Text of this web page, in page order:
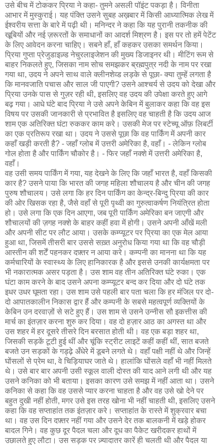
उसे बीच में टोककर प्रिया ने कहा- तुमने असली पॉइंट पकड़ा है। विनीता
आभार में मुस्कुराई। यह पंक्ति उसने सुबह अख़बार में किसी आध्यात्मिक लेख में
ईश्वरीय सत्ता के बारे में पढ़ी थी। मनिन्दर ने कहा कि यह पुरानी तकनीक की
खूबियों और नई ज़रूरतों के समाधानों का आदर्श मिश्रण है। इस पर तो हमें पेटेंट
के लिए आवेदन करना चाहिए। सबने हाँ, हाँ कहकर उसका समर्थन किया।
प्रिया गुप्ता प्रेजुडाइज़्ड नेचुरलाइजेशन की मुख्य डिजाइनर थी। मीटिंग रूम से
बाहर निकलते हुए, जिसका नाम सोच समझकर ब्रह्मपुत्र नदी के नाम पर रखा
गया था, उदय ने अपने साथ वाले क्लीनशेव्ड लड़के से पूछा- क्या तुम्हें लगता है
कि मानवजाति पचास और साल जी पाएगी? उसने आश्चर्य से उदय को देखा और
प्रिया उनके पास से गुज़र रही थी, इसलिए वह उदय की उपेक्षा करते हुए आगे
बढ़ गया। आधे घंटे बाद प्रिया ने उसे अपने केबिन में बुलाकर कहा कि वह इस
विषय पर उसकी जानकारी से प्रभावित है इसलिए वह चाहती है कि उदय आज
शाम एक अतिरिक्त घंटा रुककर काम करे। उसकी मेज पर स्टेच्यू ऑफ़ लिबर्टी
का एक प्रतिरूप रखा था। उदय ने उससे पूछा कि वह पार्किंग में अपनी कार
कहाँ खड़ी करती है? - जहाँ ग्लोब में उत्तरी अमेरिका है, वहाँ। - लेकिन ग्लोब
गोल होता है और पार्किंग चौकोर है। - फिर जहाँ नक्शे में उत्तरी अमेरिका है,
वहाँ।
वह उसी समय पार्किंग में गया, यह देखने के लिए कि जहाँ भारत है, वहाँ किसकी
कार है? उसने पाया कि भारत की जगह महिला शौचालय है और चीन की जगह
पुरुष शौचालय। उसे लगा कि हर दिन पार्किंग का केन्द्र-बिन्दु प्रिया की कार
की ओर खिसक रहा है, जैसे वहाँ से पूरी पृथ्वी का गुरुत्वाकर्षण नियंत्रित होता
हो। उसे लगा कि एक दिन आएगा, जब पूरी पार्किंग अमेरिका बन जाएगी और
शौचालयों की ज़गह नक्शे के बाहर कहीं हवा में होगी। उसने अपनी आँखें मली
और अपनी सीट पर लौट आया। उसके कम्प्यूटर पर प्रिया का एक मेल आया
हुआ था, जिसमें तीसरी बार उससे सख़्त अनुरोध किया गया था कि वह चौड़ी
आस्तीन की शर्टें पहनकर दफ़्तर न आया करे। कम्पनी का मानना था कि यह
कर्मचारियों के स्वास्थ्य के लिए हानिकारक है और इससे उनकी कार्यक्षमता पर
भी नकारात्मक असर पड़ता है। उस शाम वह तीन अतिरिक्त घंटे रुका। एक
घंटा काम करने के बाद उसने अपना कम्प्यूटर बन्द कर दिया और दो घंटे तक
इधर उधर घूमता रहा। उस शाम उसे पहली बार पता चला कि हर मंजिल पर दो-
दो आपातकालीन निकास द्वार हैं और कम्पनी के सबसे महत्वपूर्ण व्यक्तियों के
केबिन उन दरवाज़ों से सटे हुए हैं। उस शाम से उसने उन्नीस सौ इकत्तीस की
मार्च का इंतज़ार करना शुरु कर दिया। वह दो हज़ार आठ का अगस्त था और
उस शहर में हर दूसरे तीसरे दिन बरसात होती थी। वह एक बड़ा शहर था,
जिसकी सड़कें टूटी हुई थीं और चूंकि स्ट्रीट लाइटें कहीं कहीं थीं, सात बजते
बजते उन सड़कों के गड्ढ़े अँधेरे में डूबने लगते थे। वहाँ पक्षी नहीं थे और जिन्हें
घोंसलों से प्रेम था, वे चिड़ियाघर जाते थे। हालांकि घोंसले वहाँ भी नहीं मिलते
थे। उसे बार बार अपनी उसी स्कूल वाली दोस्त की याद आने लगी थी और यह
उसने कनिका को भी बताया। इसका कारण उसे समझ में नहीं आता था। उसने
कनिका से कहा कि वह उससे प्यार करना चाहता है और वह उसे खो देने पर
बहुत दुखी नहीं होती, मगर उसे इस तरह खोना भी नहीं चाहती थी, इसलिए उसने
कहा कि वह सप्ताहांत तक इंतज़ार करे। सप्ताहांत के रास्ते में शुक्रवार बचा
था। वह उस दिन दफ़्तर नहीं गया और उसने देर तक बालकनी में खड़े होकर
बादल गिने। वह कुछ दूर पैदल चला और दूध का पैकेट खरीदकर हाथों में
उछालते हुए लौटा। उस सड़क पर ज़्यादातर कारें ही चलती थी और पैदल या